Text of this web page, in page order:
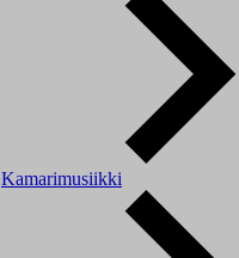
Kamarimusiikki